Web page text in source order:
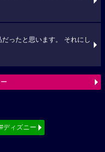
ったと思います。 それにし
#ディズニー